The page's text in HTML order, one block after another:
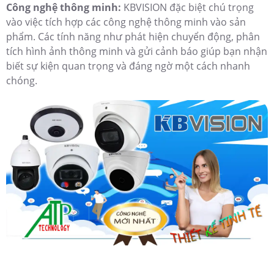
Công nghệ thông minh: KBVISION đặc biệt chú trọng
vào việc tích hợp các công nghệ thông minh vào sản
phẩm. Các tính năng như phát hiện chuyển động, phân
tích hình ảnh thông minh và gửi cảnh báo giúp bạn nhận
biết sự kiện quan trọng và đáng ngờ một cách nhanh
chóng.